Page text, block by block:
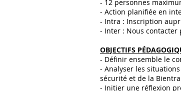
- 12 personnes
- Action planifiée en
- Intra : Inscription
- Inter : Nous contacter
OBJECTIFS
- Définir ensemble le
- Analyser les
sécurité et de la
- Initier une réflexion